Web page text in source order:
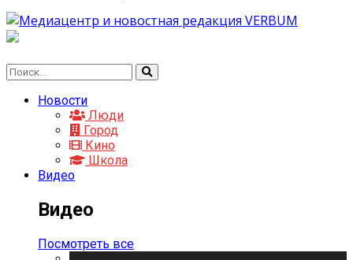
Новости
Люди
Город
Кино
Школа
Видео
Видео
Посмотреть все